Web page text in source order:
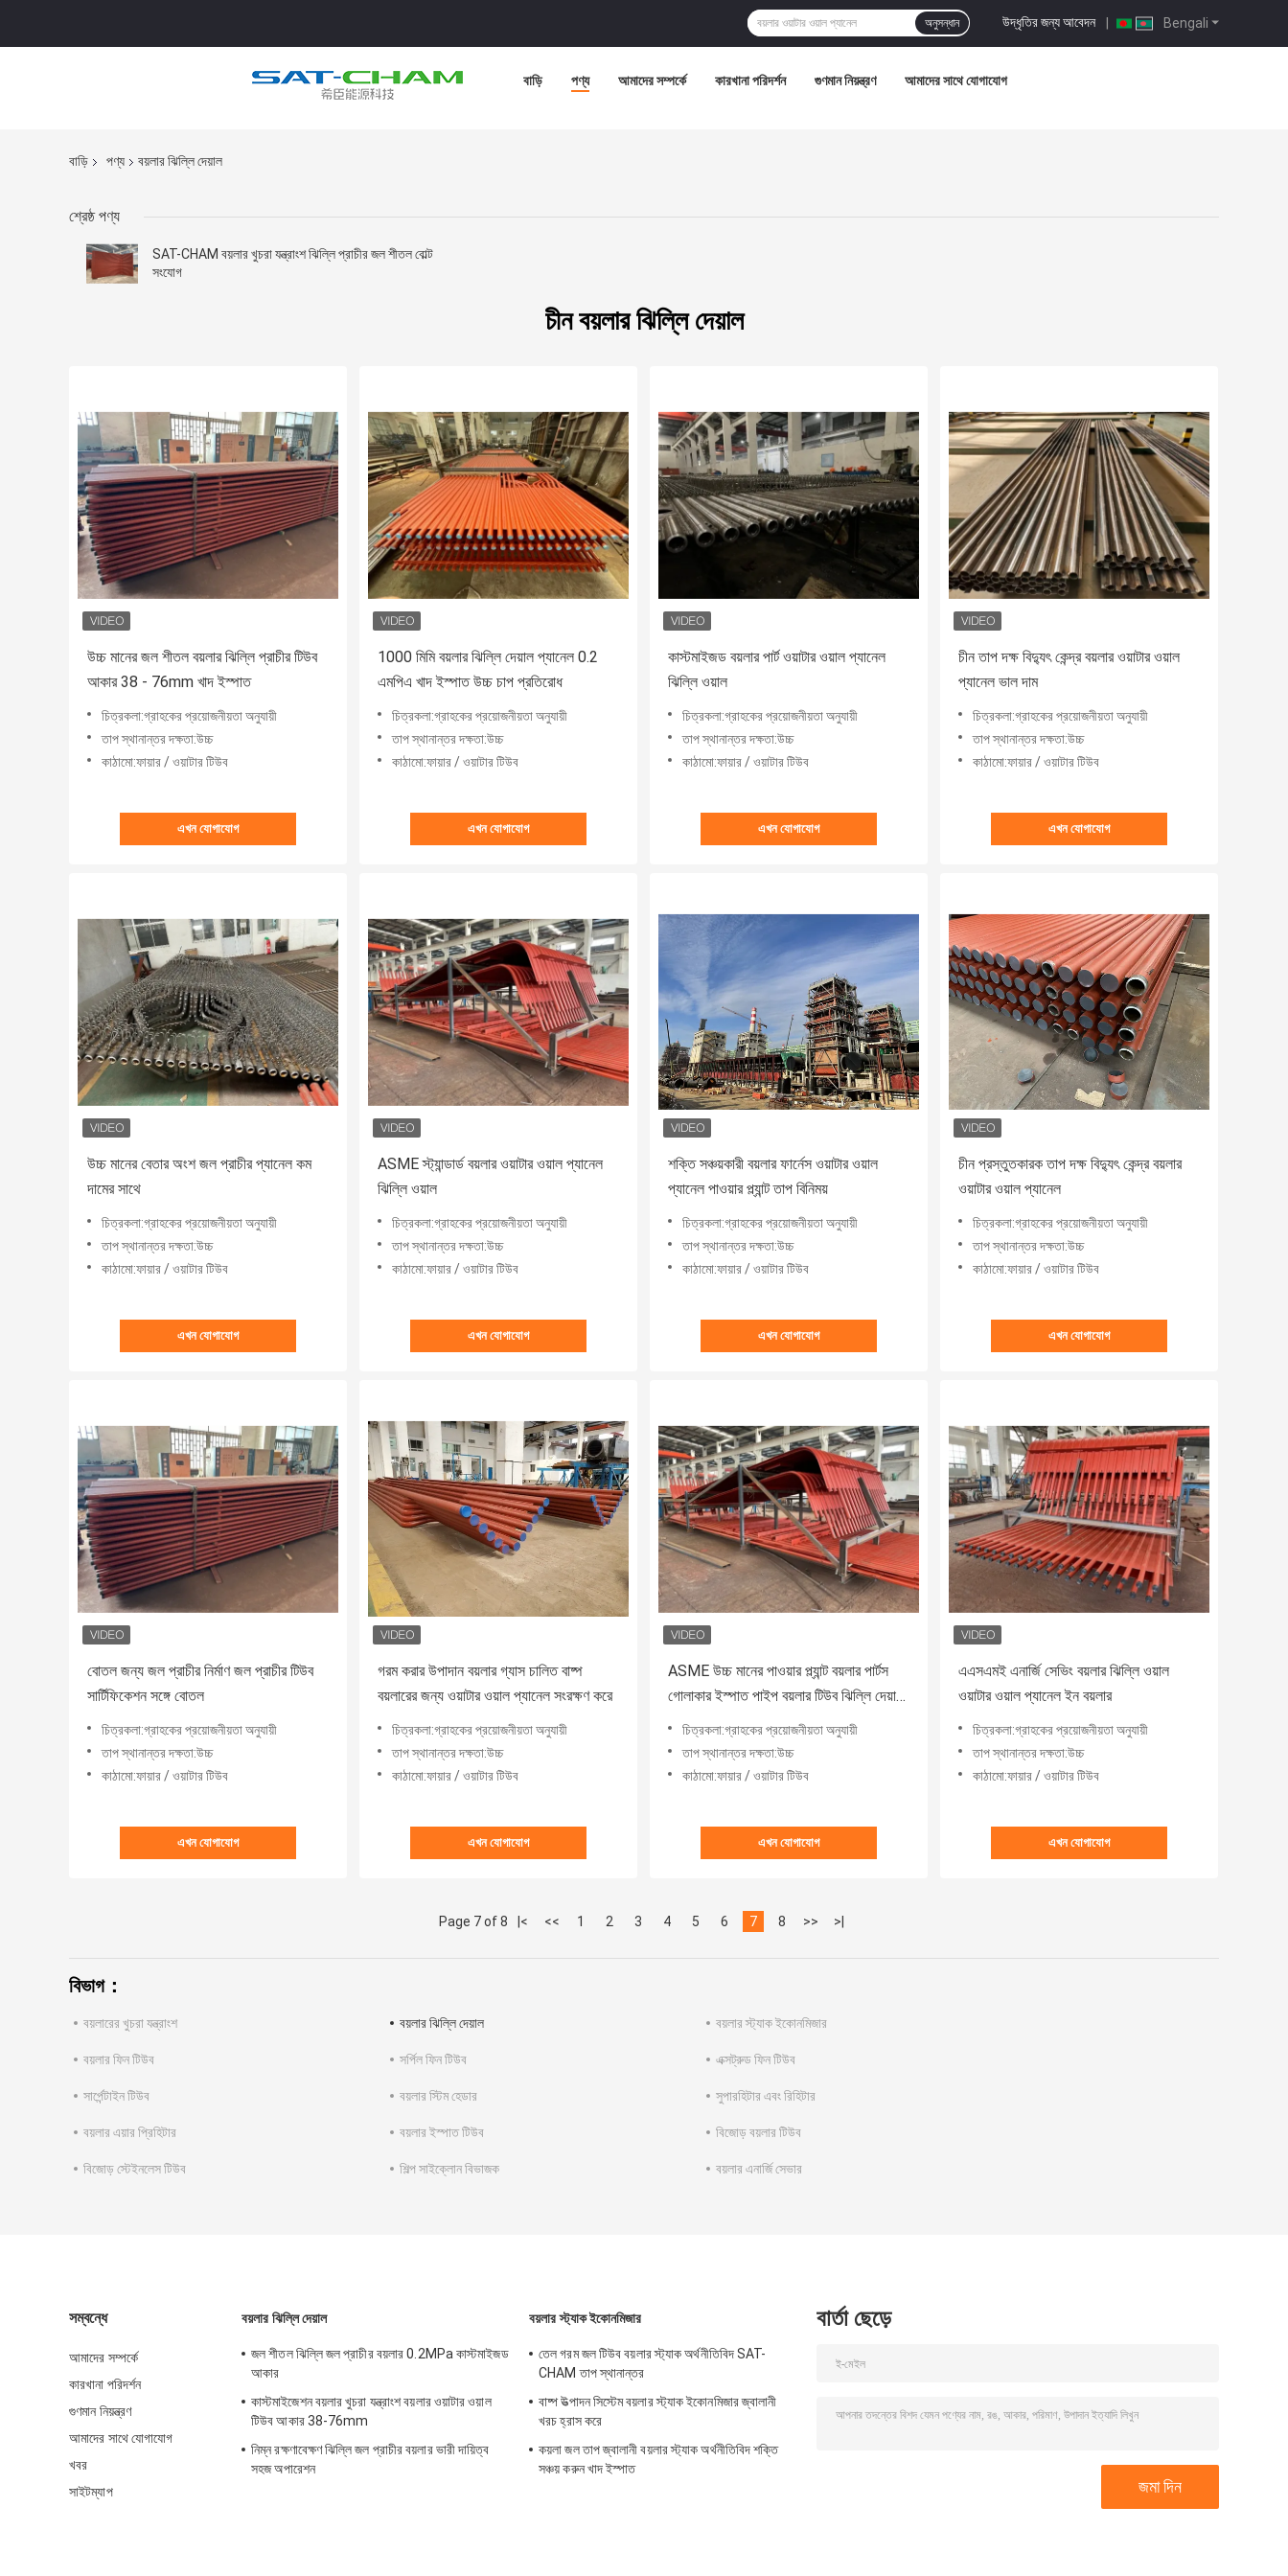
Bengali
উদ্ধৃতির জন্য আবেদন |
অনুসন্ধান
বাড়ি পণ্য আমাদের সম্পর্কে কারখানা পরিদর্শন গুণমান নিয়ন্ত্রণ আমাদের সাথে যোগাযোগ
বাড়ি পণ্য বয়লার ঝিল্লি দেয়াল
শ্রেষ্ঠ পণ্য
SAT-CHAM বয়লার খুচরা যন্ত্রাংশ ঝিল্লি প্রাচীর জল শীতল বোল্ট
সংযোগ
চীন বয়লার ঝিল্লি দেয়াল
উচ্চ মানের জল শীতল বয়লার ঝিল্লি প্রাচীর টিউব
আকার 38 - 76mm খাদ ইস্পাত
চিত্রকলা:গ্রাহকের প্রয়োজনীয়তা অনুযায়ী
তাপ স্থানান্তর দক্ষতা:উচ্চ
কাঠামো:ফায়ার / ওয়াটার টিউব
এখন যোগাযোগ
1000 মিমি বয়লার ঝিল্লি দেয়াল প্যানেল 0.2
এমপিএ খাদ ইস্পাত উচ্চ চাপ প্রতিরোধ
চিত্রকলা:গ্রাহকের প্রয়োজনীয়তা অনুযায়ী
তাপ স্থানান্তর দক্ষতা:উচ্চ
কাঠামো:ফায়ার / ওয়াটার টিউব
এখন যোগাযোগ
কাস্টমাইজড বয়লার পার্ট ওয়াটার ওয়াল প্যানেল
ঝিল্লি ওয়াল
চিত্রকলা:গ্রাহকের প্রয়োজনীয়তা অনুযায়ী
তাপ স্থানান্তর দক্ষতা:উচ্চ
কাঠামো:ফায়ার / ওয়াটার টিউব
এখন যোগাযোগ
চীন তাপ দক্ষ বিদ্যুৎ কেন্দ্র বয়লার ওয়াটার ওয়াল
প্যানেল ভাল দাম
চিত্রকলা:গ্রাহকের প্রয়োজনীয়তা অনুযায়ী
তাপ স্থানান্তর দক্ষতা:উচ্চ
কাঠামো:ফায়ার / ওয়াটার টিউব
এখন যোগাযোগ
উচ্চ মানের বেতার অংশ জল প্রাচীর প্যানেল কম
দামের সাথে
চিত্রকলা:গ্রাহকের প্রয়োজনীয়তা অনুযায়ী
তাপ স্থানান্তর দক্ষতা:উচ্চ
কাঠামো:ফায়ার / ওয়াটার টিউব
এখন যোগাযোগ
ASME স্ট্যান্ডার্ড বয়লার ওয়াটার ওয়াল প্যানেল
ঝিল্লি ওয়াল
চিত্রকলা:গ্রাহকের প্রয়োজনীয়তা অনুযায়ী
তাপ স্থানান্তর দক্ষতা:উচ্চ
কাঠামো:ফায়ার / ওয়াটার টিউব
এখন যোগাযোগ
শক্তি সঞ্চয়কারী বয়লার ফার্নেস ওয়াটার ওয়াল
প্যানেল পাওয়ার প্ল্যান্ট তাপ বিনিময়
চিত্রকলা:গ্রাহকের প্রয়োজনীয়তা অনুযায়ী
তাপ স্থানান্তর দক্ষতা:উচ্চ
কাঠামো:ফায়ার / ওয়াটার টিউব
এখন যোগাযোগ
চীন প্রস্তুতকারক তাপ দক্ষ বিদ্যুৎ কেন্দ্র বয়লার
ওয়াটার ওয়াল প্যানেল
চিত্রকলা:গ্রাহকের প্রয়োজনীয়তা অনুযায়ী
তাপ স্থানান্তর দক্ষতা:উচ্চ
কাঠামো:ফায়ার / ওয়াটার টিউব
এখন যোগাযোগ
বোতল জন্য জল প্রাচীর নির্মাণ জল প্রাচীর টিউব
সার্টিফিকেশন সঙ্গে বোতল
চিত্রকলা:গ্রাহকের প্রয়োজনীয়তা অনুযায়ী
তাপ স্থানান্তর দক্ষতা:উচ্চ
কাঠামো:ফায়ার / ওয়াটার টিউব
এখন যোগাযোগ
গরম করার উপাদান বয়লার গ্যাস চালিত বাষ্প
বয়লারের জন্য ওয়াটার ওয়াল প্যানেল সংরক্ষণ করে
চিত্রকলা:গ্রাহকের প্রয়োজনীয়তা অনুযায়ী
তাপ স্থানান্তর দক্ষতা:উচ্চ
কাঠামো:ফায়ার / ওয়াটার টিউব
এখন যোগাযোগ
ASME উচ্চ মানের পাওয়ার প্ল্যান্ট বয়লার পার্টস
গোলাকার ইস্পাত পাইপ বয়লার টিউব ঝিল্লি দেয়াল
জল দেয়াল প্যানেল
চিত্রকলা:গ্রাহকের প্রয়োজনীয়তা অনুযায়ী
তাপ স্থানান্তর দক্ষতা:উচ্চ
কাঠামো:ফায়ার / ওয়াটার টিউব
এখন যোগাযোগ
এএসএমই এনার্জি সেভিং বয়লার ঝিল্লি ওয়াল
ওয়াটার ওয়াল প্যানেল ইন বয়লার
চিত্রকলা:গ্রাহকের প্রয়োজনীয়তা অনুযায়ী
তাপ স্থানান্তর দক্ষতা:উচ্চ
কাঠামো:ফায়ার / ওয়াটার টিউব
এখন যোগাযোগ
Page 7 of 8 |< << 1 2 3 4 5 6 7 8 >> >|
বিভাগ：
বয়লারের খুচরা যন্ত্রাংশ বয়লার ঝিল্লি দেয়াল বয়লার স্ট্যাক ইকোনমিজার
বয়লার ফিন টিউব সর্পিল ফিন টিউব এক্সট্রুড ফিন টিউব
সার্পেন্টাইন টিউব বয়লার স্টিম হেডার সুপারহিটার এবং রিহিটার
বয়লার এয়ার প্রিহিটার বয়লার ইস্পাত টিউব বিজোড় বয়লার টিউব
বিজোড় স্টেইনলেস টিউব শিল্প সাইক্লোন বিভাজক বয়লার এনার্জি সেভার
সম্বন্ধে
আমাদের সম্পর্কে
কারখানা পরিদর্শন
গুণমান নিয়ন্ত্রণ
আমাদের সাথে যোগাযোগ
খবর
সাইটম্যাপ
বয়লার ঝিল্লি দেয়াল
জল শীতল ঝিল্লি জল প্রাচীর বয়লার 0.2MPa কাস্টমাইজড
আকার
কাস্টমাইজেশন বয়লার খুচরা যন্ত্রাংশ বয়লার ওয়াটার ওয়াল
টিউব আকার 38-76mm
নিম্ন রক্ষণাবেক্ষণ ঝিল্লি জল প্রাচীর বয়লার ভারী দায়িত্ব
সহজ অপারেশন
বয়লার স্ট্যাক ইকোনমিজার
তেল গরম জল টিউব বয়লার স্ট্যাক অর্থনীতিবিদ SAT-
CHAM তাপ স্থানান্তর
বাষ্প উত্পাদন সিস্টেম বয়লার স্ট্যাক ইকোনমিজার জ্বালানী
খরচ হ্রাস করে
কয়লা জল তাপ জ্বালানী বয়লার স্ট্যাক অর্থনীতিবিদ শক্তি
সঞ্চয় করুন খাদ ইস্পাত
বার্তা ছেড়ে